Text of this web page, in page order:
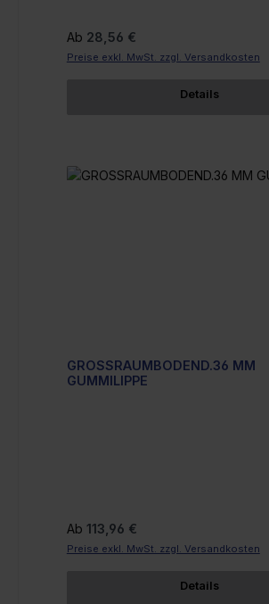
Regulärer Preis:
Ab 28,56 €
Preise exkl. MwSt. zzgl. Versandkosten
Details
GROSSRAUMBODEND.36 MM
GUMMILIPPE
Regulärer Preis:
Ab 113,96 €
Preise exkl. MwSt. zzgl. Versandkosten
Details